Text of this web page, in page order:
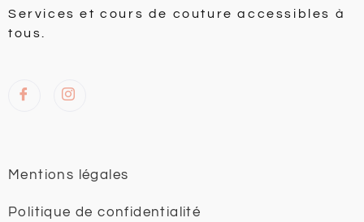
Services et cours de couture accessibles à
tous.
Mentions légales
Politique de confidentialité